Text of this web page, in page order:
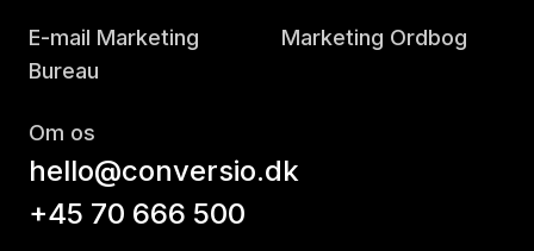
E-mail Marketing
Bureau
Marketing Ordbog
Om os
hello@conversio.dk
+45 70 666 500